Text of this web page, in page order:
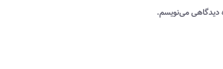
دیدگاهی می‌نویسم.